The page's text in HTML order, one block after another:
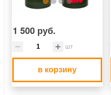
1 500 руб.
шт
в корзину